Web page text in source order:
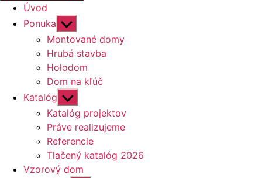
Úvod
Ponuka Zobraziť
druhú
úroveň
navigácie
Montované domy
Hrubá stavba
Holodom
Dom na kľúč
Katalóg Zobraziť
druhú
úroveň
navigácie
Katalóg projektov
Práve realizujeme
Referencie
Tlačený katalóg 2026
Vzorový dom